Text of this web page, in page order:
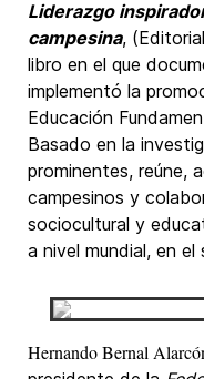
Liderazgo
campesina,
libro en el que
implementó la
Educación
Basado en la
prominentes, reúne,
campesinos y
sociocultural y
a nivel mundial, en el
Hernando Bernal